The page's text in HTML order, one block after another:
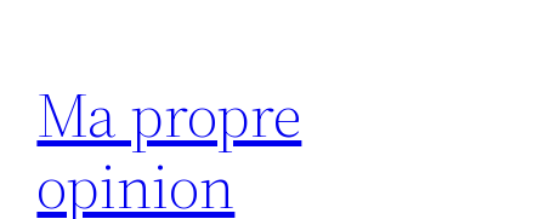
contenu
Ma propre
opinion